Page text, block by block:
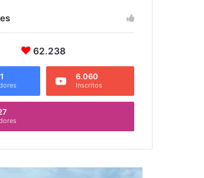
62.238
6.060
Inscritos